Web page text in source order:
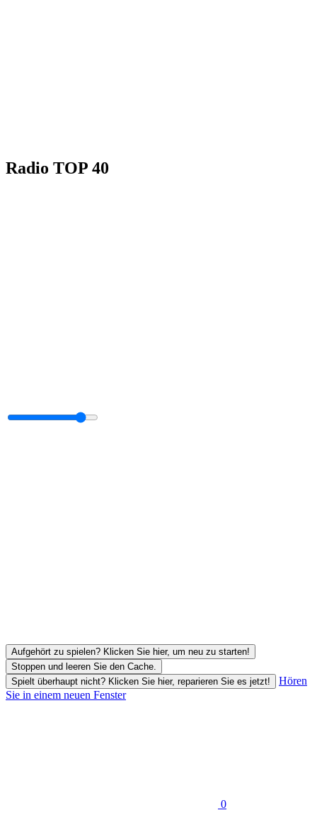
Radio TOP 40
Aufgehört zu spielen? Klicken Sie hier, um neu zu starten!
Stoppen und leeren Sie den Cache.
Spielt überhaupt nicht? Klicken Sie hier, reparieren Sie es jetzt!
Hören
Sie in einem neuen Fenster
0